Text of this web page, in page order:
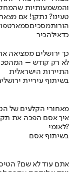
והמשמעותיות
טעינו? נתקן! אם
הורותמסכים
כדאילהכיר
כך ירושלים ממציאה
לא רק קודש –
התיירות הישראלית
בשיתוף עיריית
מאחורי הקלעים של
לאומי?
בשיתוף אסם
אתם עוד לא שם?